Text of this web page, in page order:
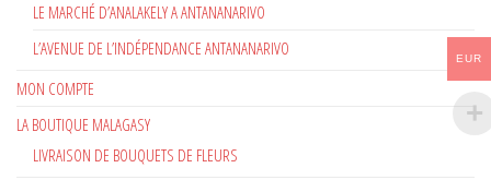
LE MARCHÉ D’ANALAKELY A ANTANANARIVO
L’AVENUE DE L’INDÉPENDANCE ANTANANARIVO
MON COMPTE
LA BOUTIQUE MALAGASY
LIVRAISON DE BOUQUETS DE FLEURS
EUR